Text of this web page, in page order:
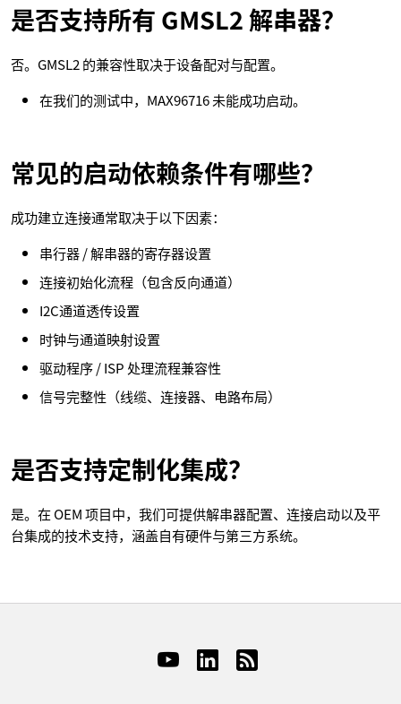
是否支持所有 GMSL2 解串器？
否。GMSL2 的兼容性取决于设备配对与配置。
在我们的测试中，MAX96716 未能成功启动。
常见的启动依赖条件有哪些？
成功建立连接通常取决于以下因素：
串行器 / 解串器的寄存器设置
连接初始化流程（包含反向通道）
I2C通道透传设置
时钟与通道映射设置
驱动程序 / ISP 处理流程兼容性
信号完整性（线缆、连接器、电路布局）
是否支持定制化集成？
是。在 OEM 项目中，我们可提供解串器配置、连接启动以及平
台集成的技术支持，涵盖自有硬件与第三方系统。